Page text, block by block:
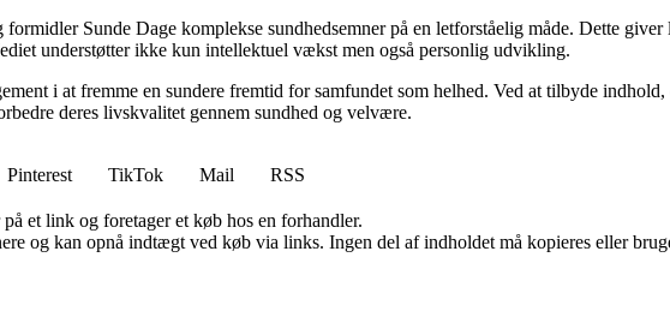
Sunde Dage komplekse sundhedsemner på en letforståelig måde. Dette
understøtter ikke kun intellektuel vækst men også personlig udvikling.
i at fremme en sundere fremtid for samfundet som helhed. Ved at tilbyde
deres livskvalitet gennem sundhed og velvære.
Pinterest TikTok Mail
RSS
et link og foretager et køb hos en forhandler.
og kan opnå indtægt ved køb via links. Ingen del af indholdet må kopieres eller